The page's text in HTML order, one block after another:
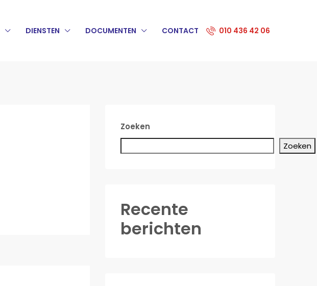
DIENSTEN DOCUMENTEN CONTACT 010 436 42 06
Zoeken
Zoeken
Recente
berichten